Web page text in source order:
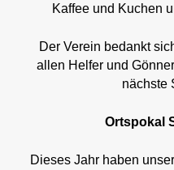
Kaffee und Kuchen
Der Verein bedankt
allen Helfer und
nächste
Ortspokal
Dieses Jahr haben